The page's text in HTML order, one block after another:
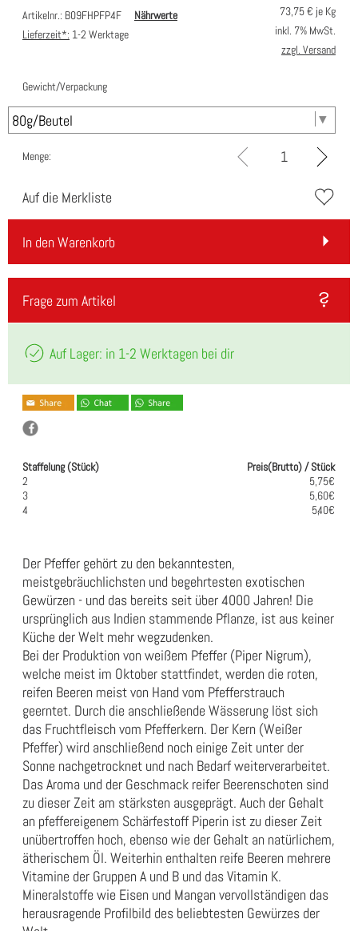
Artikelnr.: B09FHPFP4F
Nährwerte
Lieferzeit*: 1-2 Werktage
73,75€ je Kg
inkl. 7% MwSt.
zzgl. Versand
Gewicht/Verpackung
Menge:
Auf die Merkliste
In den Warenkorb
Frage zum Artikel
Auf Lager: in 1-2 Werktagen bei dir
Staffelung (Stück)
Preis(Brutto) / Stück
2
5,75€
3
5,60€
4
5,40€
Der Pfeffer gehört zu den bekanntesten,
meistgebräuchlichsten und begehrtesten exotischen
Gewürzen - und das bereits seit über 4000 Jahren! Die
ursprünglich aus Indien stammende Pflanze, ist aus keiner
Küche der Welt mehr wegzudenken.
Bei der Produktion von weißem Pfeffer (Piper Nigrum),
welche meist im Oktober stattfindet, werden die roten,
reifen Beeren meist von Hand vom Pfefferstrauch
geerntet. Durch die anschließende Wässerung löst sich
das Fruchtfleisch vom Pfefferkern. Der Kern (Weißer
Pfeffer) wird anschließend noch einige Zeit unter der
Sonne nachgetrocknet und nach Bedarf weiterverarbeitet.
Das Aroma und der Geschmack reifer Beerenschoten sind
zu dieser Zeit am stärksten ausgeprägt. Auch der Gehalt
an pfeffereigenem Schärfestoff Piperin ist zu dieser Zeit
unübertroffen hoch, ebenso wie der Gehalt an natürlichem,
ätherischem Öl. Weiterhin enthalten reife Beeren mehrere
Vitamine der Gruppen A und B und das Vitamin K.
Mineralstoffe wie Eisen und Mangan vervollständigen das
herausragende Profilbild des beliebtesten Gewürzes der